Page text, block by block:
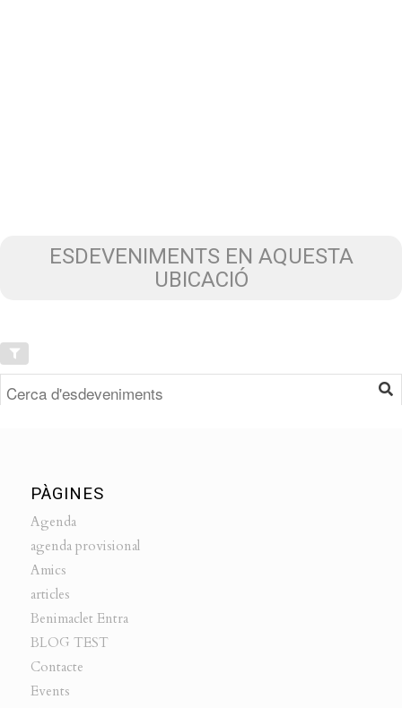
ESDEVENIMENTS EN AQUESTA
UBICACIÓ
PÀGINES
Agenda
agenda provisional
Amics
articles
Benimaclet Entra
BLOG TEST
Contacte
Events